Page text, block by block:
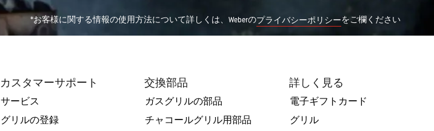
*お客様に関する情報の使用方法について詳しくは、Weberのプライバシーポリシーをご欄ください
カスタマーサポート
サービス
グリルの登録
交換部品
ガスグリルの部品
チャコールグリル用部品
詳しく見る
電子ギフトカード
グリル